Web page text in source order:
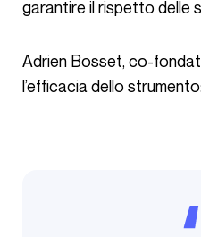
garantire il rispetto delle
Adrien Bosset, co-fondatore di Smash, testimonia
l’efficacia dello strumento: